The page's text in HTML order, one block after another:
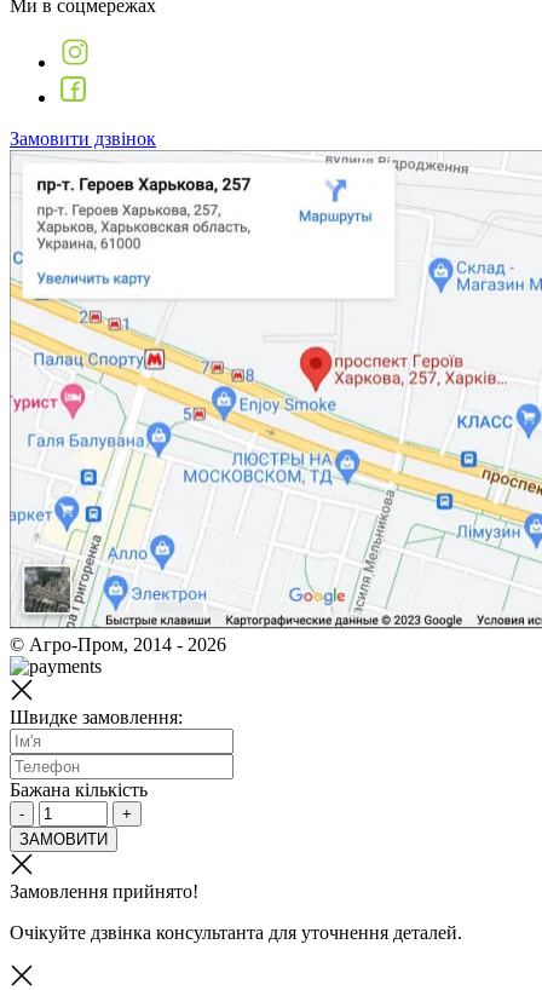
Ми в соцмережах
Замовити дзвінок
© Агро-Пром, 2014 - 2026
Швидке замовлення:
Бажана кількість
-
+
ЗАМОВИТИ
Замовлення прийнято!
Очікуйте дзвінка консультанта для уточнення деталей.